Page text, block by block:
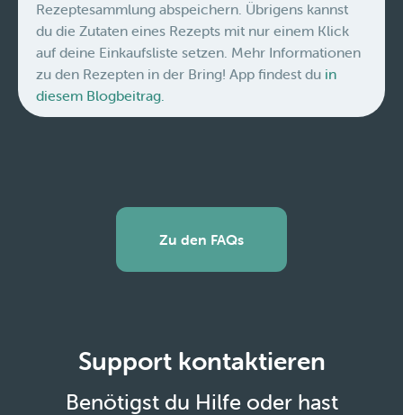
Rezeptesammlung abspeichern. Übrigens kannst
du die Zutaten eines Rezepts mit nur einem Klick
auf deine Einkaufsliste setzen. Mehr Informationen
zu den Rezepten in der Bring! App findest du in
diesem Blogbeitrag.
Zu den FAQs
Support kontaktieren
Benötigst du Hilfe oder hast